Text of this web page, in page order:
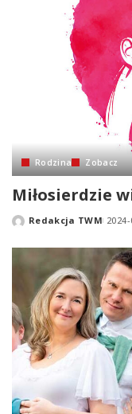
Rodzina Zobacz
Miłosierdzie
PostedRedakcja TWM